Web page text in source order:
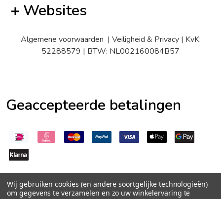
Websites
Algemene voorwaarden | Veiligheid & Privacy| KvK:
52288579 | BTW: NL002160084B57
Geaccepteerde betalingen
Wij gebruiken cookies (en andere soortgelijke technologieën)
om gegevens te verzamelen en zo uw winkelervaring te